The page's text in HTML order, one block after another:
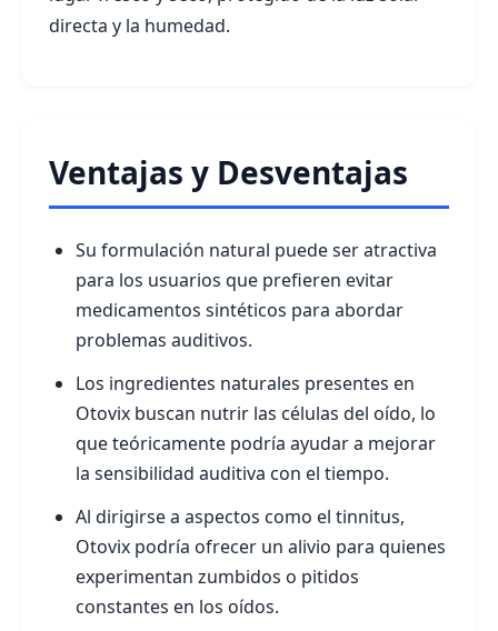
directa y la humedad.
Ventajas y Desventajas
Su formulación natural puede ser atractiva
para los usuarios que prefieren evitar
medicamentos sintéticos para abordar
problemas auditivos.
Los ingredientes naturales presentes en
Otovix buscan nutrir las células del oído, lo
que teóricamente podría ayudar a mejorar
la sensibilidad auditiva con el tiempo.
Al dirigirse a aspectos como el tinnitus,
Otovix podría ofrecer un alivio para quienes
experimentan zumbidos o pitidos
constantes en los oídos.